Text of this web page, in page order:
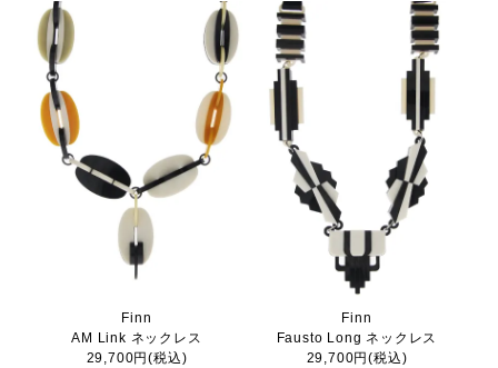
Finn
AM Link ネックレス
29,700円(税込)
Finn
Fausto Long ネックレス
29,700円(税込)